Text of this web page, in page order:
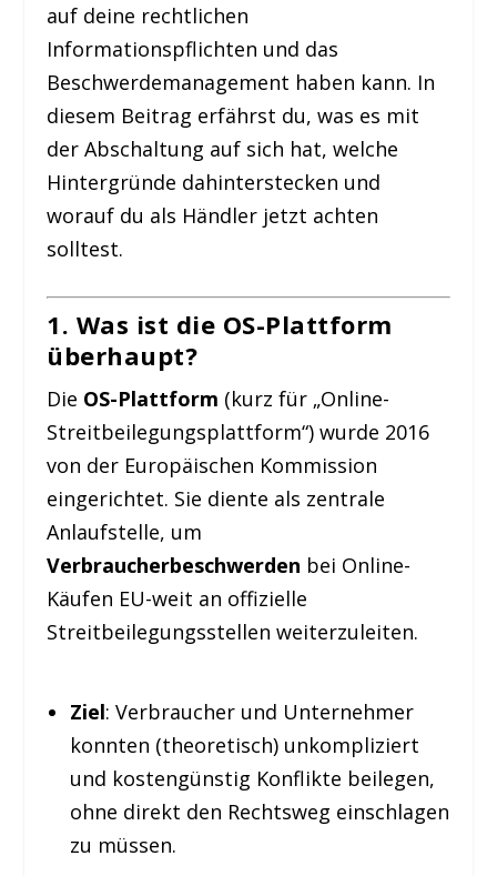
auf deine rechtlichen
Informationspflichten und das
Beschwerdemanagement haben kann. In
diesem Beitrag erfährst du, was es mit
der Abschaltung auf sich hat, welche
Hintergründe dahinterstecken und
worauf du als Händler jetzt achten
solltest.
1. Was ist die OS-Plattform
überhaupt?
Die OS-Plattform (kurz für „Online-
Streitbeilegungsplattform“) wurde 2016
von der Europäischen Kommission
eingerichtet. Sie diente als zentrale
Anlaufstelle, um
Verbraucherbeschwerden bei Online-
Käufen EU-weit an offizielle
Streitbeilegungsstellen weiterzuleiten.
Ziel: Verbraucher und Unternehmer
konnten (theoretisch) unkompliziert
und kostengünstig Konflikte beilegen,
ohne direkt den Rechtsweg einschlagen
zu müssen.